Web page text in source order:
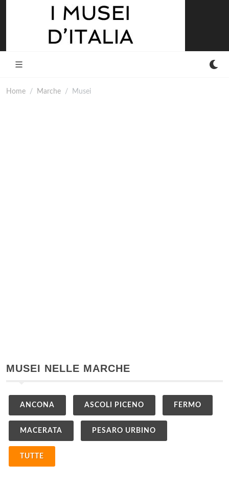
Home Marche Musei
MUSEI NELLE MARCHE
ANCONA ASCOLI PICENO FERMO
MACERATA PESARO URBINO
TUTTE